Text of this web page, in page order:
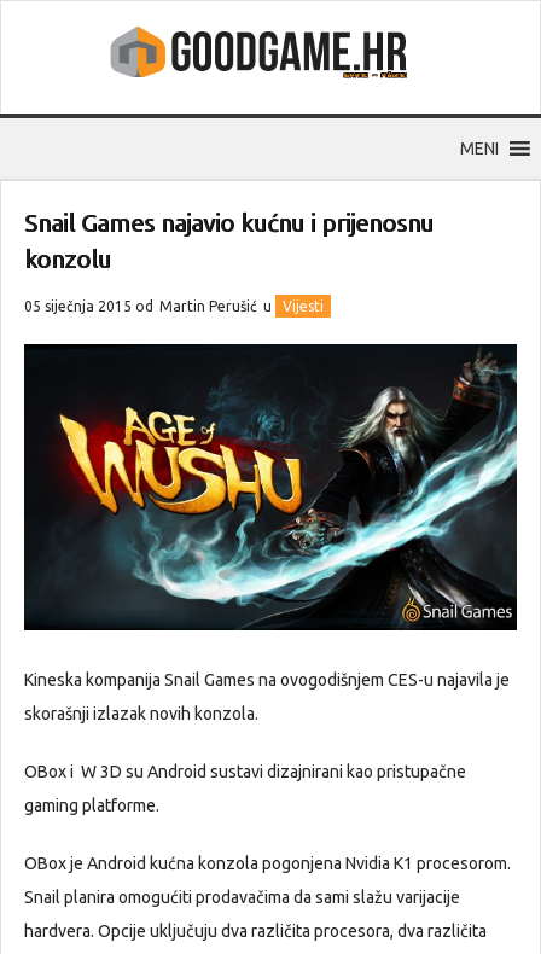
MENI
Snail Games najavio kućnu i prijenosnu
konzolu
05 siječnja 2015 od Martin Perušić u Vijesti
Kineska kompanija Snail Games na ovogodišnjem CES-u najavila je
skorašnji izlazak novih konzola.
OBox i W 3D su Android sustavi dizajnirani kao pristupačne
gaming platforme.
OBox je Android kućna konzola pogonjena Nvidia K1 procesorom.
Snail planira omogućiti prodavačima da sami slažu varijacije
hardvera. Opcije uključuju dva različita procesora, dva različita